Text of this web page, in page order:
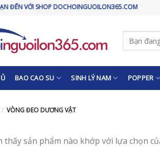
ĐẾN VỚI SHOP DOCHOINGUOILON365.COM
Tìm
kiếm:
BAO CAO SU SINH LÝ NAM POPPER
/ VÒNG ĐEO DƯƠNG VẬT
thấy sản phẩm nào khớp với lựa chọn